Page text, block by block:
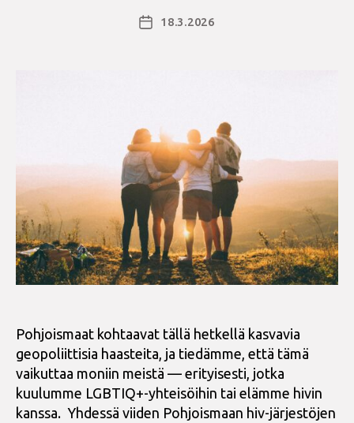
Julkaisupäivämäärä
18.3.2026
Pohjoismaat kohtaavat tällä hetkellä kasvavia
geopoliittisia haasteita, ja tiedämme, että tämä
vaikuttaa moniin meistä — erityisesti, jotka
kuulumme LGBTIQ+-yhteisöihin tai elämme hivin
kanssa. Yhdessä viiden Pohjoismaan hiv-järjestöjen